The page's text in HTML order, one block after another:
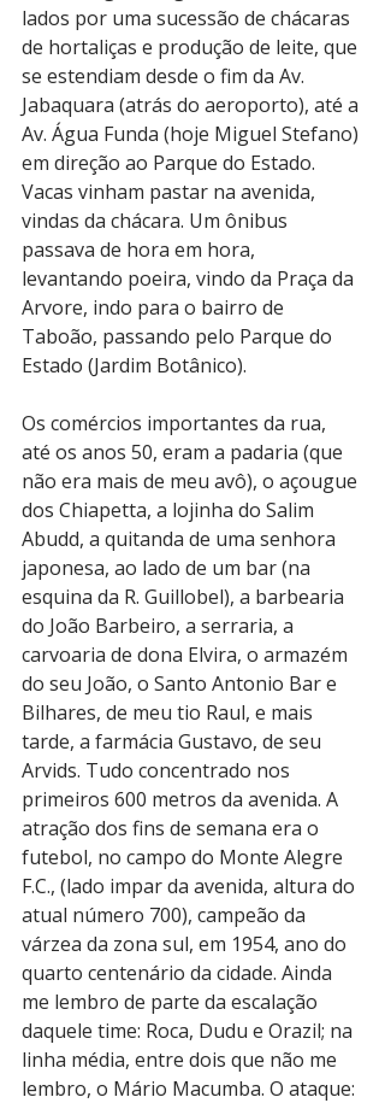
lados por uma sucessão de chácaras
de hortaliças e produção de leite, que
se estendiam desde o fim da Av.
Jabaquara (atrás do aeroporto), até a
Av. Água Funda (hoje Miguel Stefano)
em direção ao Parque do Estado.
Vacas vinham pastar na avenida,
vindas da chácara. Um ônibus
passava de hora em hora,
levantando poeira, vindo da Praça da
Arvore, indo para o bairro de
Taboão, passando pelo Parque do
Estado (Jardim Botânico).
Os comércios importantes da rua,
até os anos 50, eram a padaria (que
não era mais de meu avô), o açougue
dos Chiapetta, a lojinha do Salim
Abudd, a quitanda de uma senhora
japonesa, ao lado de um bar (na
esquina da R. Guillobel), a barbearia
do João Barbeiro, a serraria, a
carvoaria de dona Elvira, o armazém
do seu João, o Santo Antonio Bar e
Bilhares, de meu tio Raul, e mais
tarde, a farmácia Gustavo, de seu
Arvids. Tudo concentrado nos
primeiros 600 metros da avenida. A
atração dos fins de semana era o
futebol, no campo do Monte Alegre
F.C., (lado impar da avenida, altura do
atual número 700), campeão da
várzea da zona sul, em 1954, ano do
quarto centenário da cidade. Ainda
me lembro de parte da escalação
daquele time: Roca, Dudu e Orazil; na
linha média, entre dois que não me
lembro, o Mário Macumba. O ataque: